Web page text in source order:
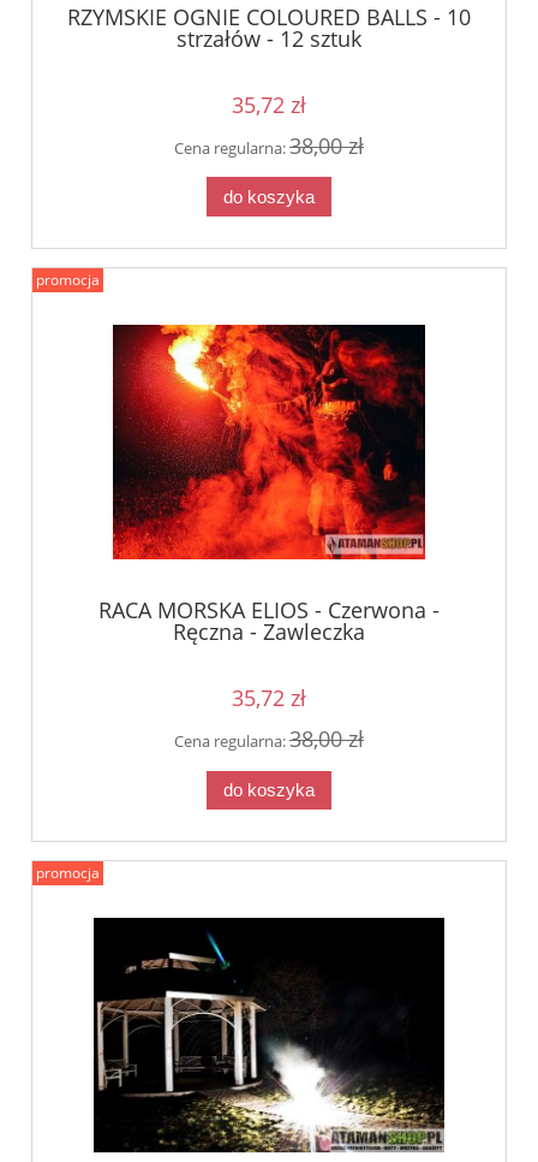
RZYMSKIE OGNIE COLOURED BALLS - 10
strzałów - 12 sztuk
35,72 zł
Cena regularna:38,00 zł
do koszyka
RACA MORSKA ELIOS - Czerwona -
Ręczna - Zawleczka
35,72 zł
Cena regularna:38,00 zł
do koszyka
promocja
promocja